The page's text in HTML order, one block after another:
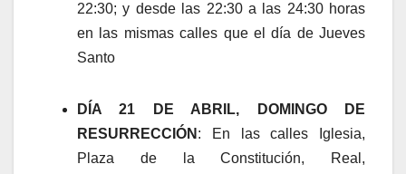
22:30; y desde las 22:30 a las 24:30 horas
en las mismas calles que el día de Jueves
Santo
DÍA 21 DE ABRIL, DOMINGO DE
RESURRECCIÓN : En las calles Iglesia,
Plaza de la Constitución, Real,